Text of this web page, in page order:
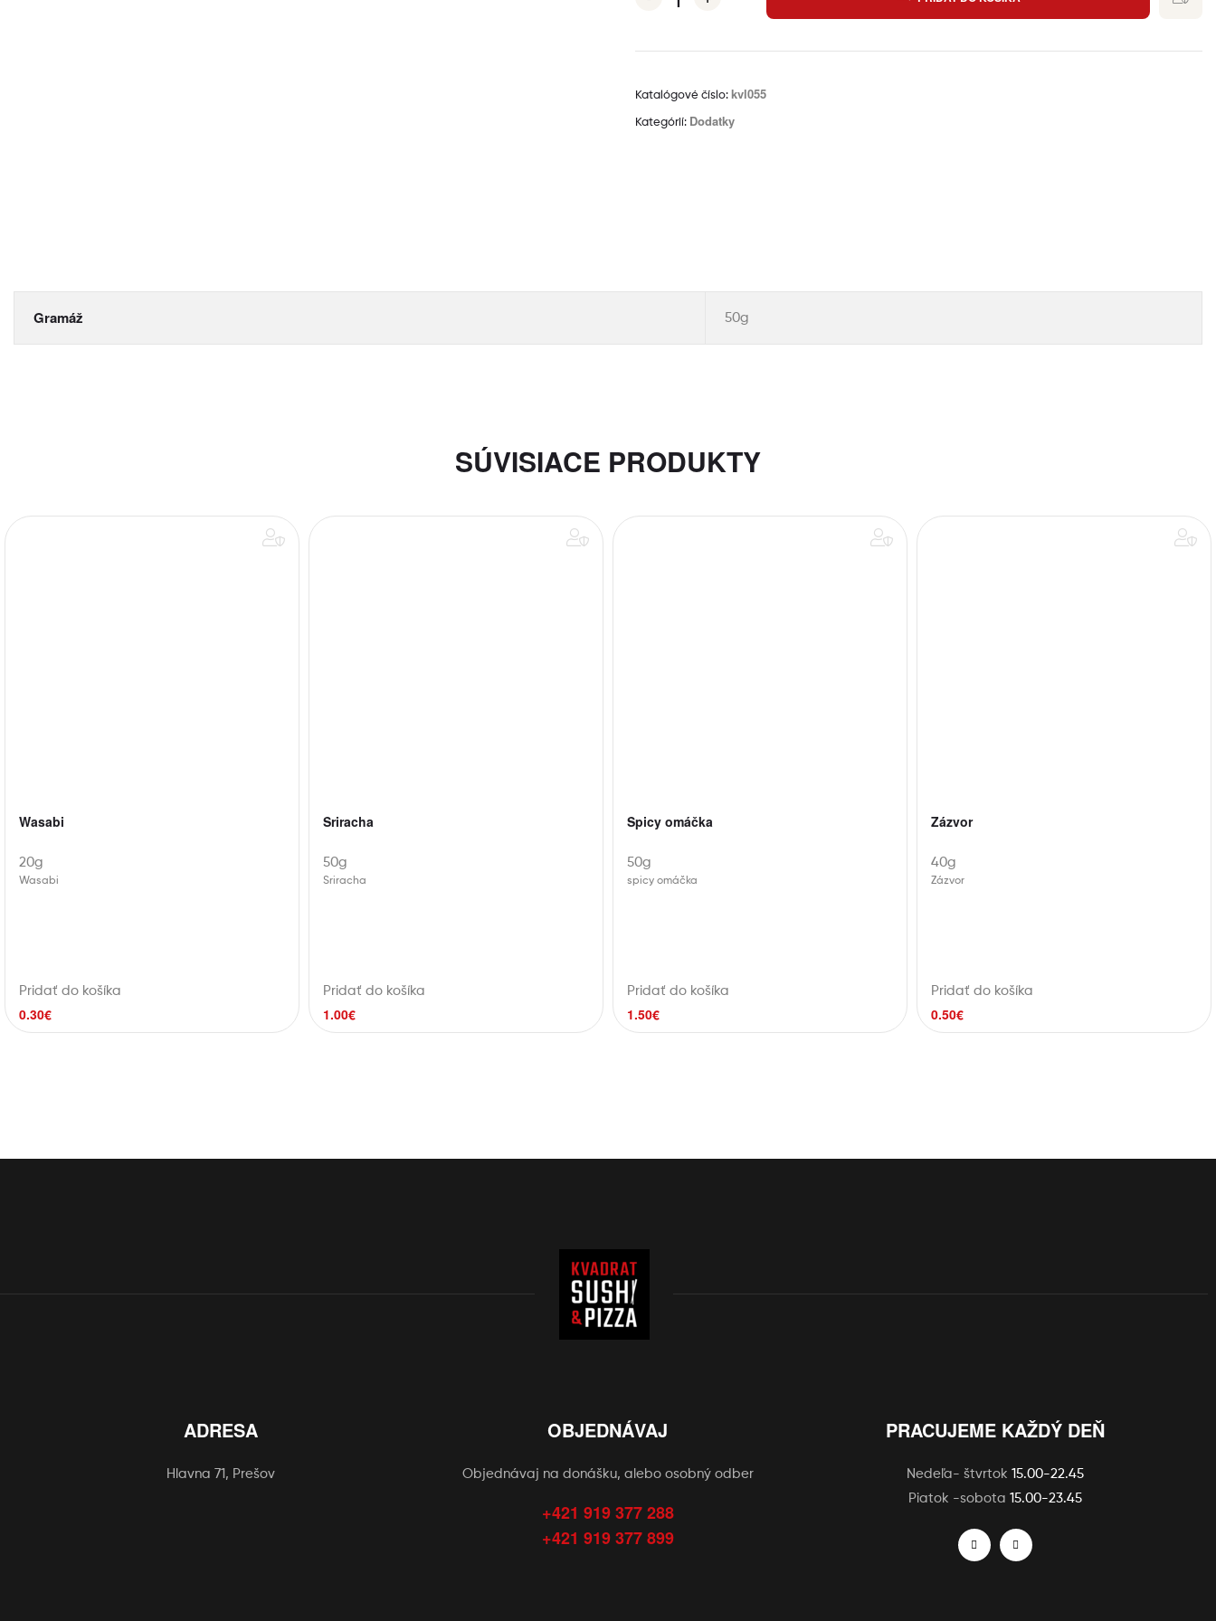
Katalógové číslo: kvl055
Kategórií: Dodatky
Gramáž 50g
SÚVISIACE PRODUKTY
Wasabi
20g
Wasabi
Pridať do košíka
0.30€
Sriracha
50g
Sriracha
Pridať do košíka
1.00€
Spicy omáčka
50g
spicy omáčka
Pridať do košíka
1.50€
Zázvor
40g
Zázvor
Pridať do košíka
0.50€
ADRESA
Hlavna 71, Prešov
OBJEDNÁVAJ
Objednávaj na donášku, alebo osobný odber
+421 919 377 288
+421 919 377 899
PRACUJEME KAŽDÝ DEŇ
Nedeľa- štvrtok 15.00-22.45
Piatok -sobota 15.00-23.45